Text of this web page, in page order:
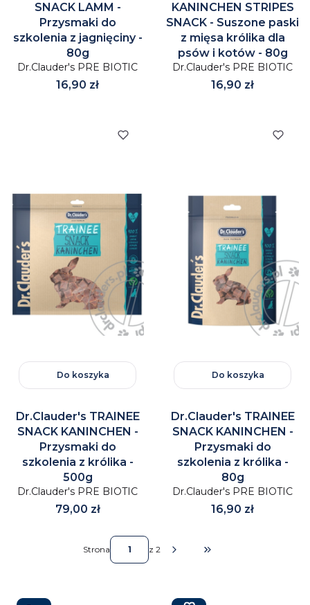
SNACK LAMM -
Przysmaki do
szkolenia z jagnięciny -
80g
Dr.Clauder's PRE BIOTIC
Cena
16,90 zł
KANINCHEN STRIPES
SNACK - Suszone paski
z mięsa królika dla
psów i kotów - 80g
Dr.Clauder's PRE BIOTIC
Cena
16,90 zł
Do koszyka
Dr.Clauder's TRAINEE
SNACK KANINCHEN -
Przysmaki do
szkolenia z królika -
500g
Dr.Clauder's PRE BIOTIC
Cena
79,00 zł
Do koszyka
Dr.Clauder's TRAINEE
SNACK KANINCHEN -
Przysmaki do
szkolenia z królika -
80g
Dr.Clauder's PRE BIOTIC
Cena
16,90 zł
Strona z 2 Przejdź do ostatniej